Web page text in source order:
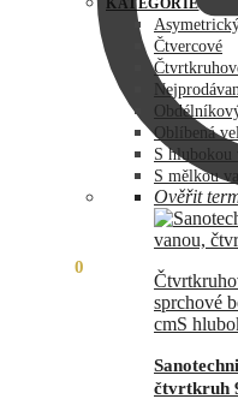
0
KATEGORIE
Čtvercové
Oblíbená
S hlubokou
S mělkou
Ověřit
sprchové
cmS
čtvrtkruh